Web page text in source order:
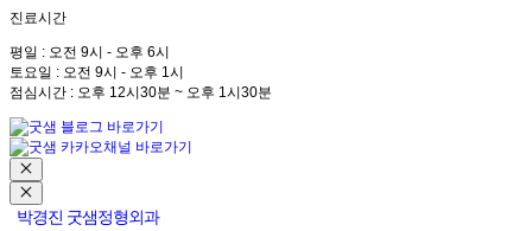
진료시간
평일 : 오전 9시 - 오후 6시
토요일 : 오전 9시 - 오후 1시
점심시간 : 오후 12시30분 ~ 오후 1시30분
박경진 굿샘정형외과